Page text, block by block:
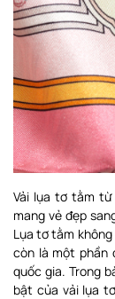
Vải lụa tơ tằm
mang vẻ đẹp
Lụa tơ tằm
còn là một phần
quốc gia. Trong
bật của vải lụa